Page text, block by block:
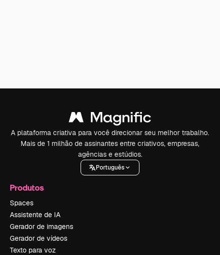
A plataforma criativa para você direcionar seu melhor trabalho.
Mais de 1 milhão de assinantes entre criativos, empresas,
agências e estúdios.
Português
Produtos
Spaces
Assistente de IA
Gerador de imagens
Gerador de vídeos
Texto para voz